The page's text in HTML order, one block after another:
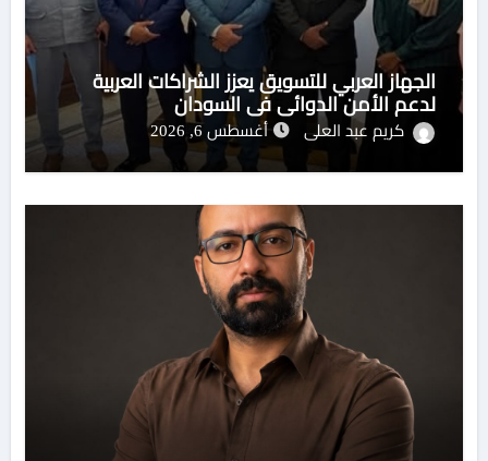
الجهاز العربي للتسويق يعزز الشراكات العربية
لدعم الأمن الدوائي في السودان
كريم عبد العلى أغسطس 6, 2026